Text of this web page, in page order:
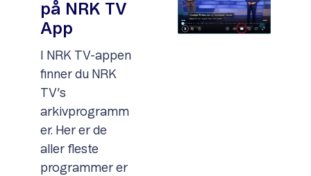
på NRK TV
App
I NRK TV-appen
finner du NRK
TV’s
arkivprogramm
er. Her er de
aller fleste
programmer er